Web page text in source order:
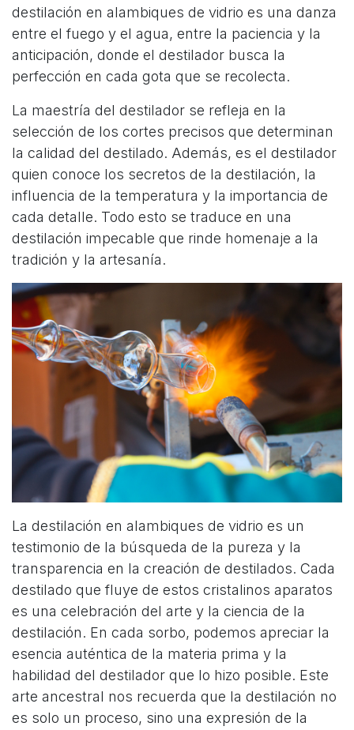
destilación en alambiques de vidrio es una danza
entre el fuego y el agua, entre la paciencia y la
anticipación, donde el destilador busca la
perfección en cada gota que se recolecta.
La maestría del destilador se refleja en la
selección de los cortes precisos que determinan
la calidad del destilado. Además, es el destilador
quien conoce los secretos de la destilación, la
influencia de la temperatura y la importancia de
cada detalle. Todo esto se traduce en una
destilación impecable que rinde homenaje a la
tradición y la artesanía.
La destilación en alambiques de vidrio es un
testimonio de la búsqueda de la pureza y la
transparencia en la creación de destilados. Cada
destilado que fluye de estos cristalinos aparatos
es una celebración del arte y la ciencia de la
destilación. En cada sorbo, podemos apreciar la
esencia auténtica de la materia prima y la
habilidad del destilador que lo hizo posible. Este
arte ancestral nos recuerda que la destilación no
es solo un proceso, sino una expresión de la